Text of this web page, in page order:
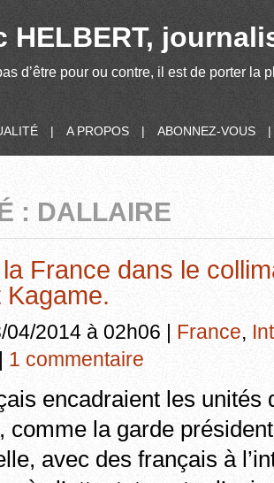
HELBERT,
d’être pour ou contre, il est de porter
| A PROPOS | ABONNEZ-VOUS |
: DALLAIRE
France dans le
04/2014 à 02h06 | France,
| 1 commentaire
encadraient les unités
comme la garde
avec des français à